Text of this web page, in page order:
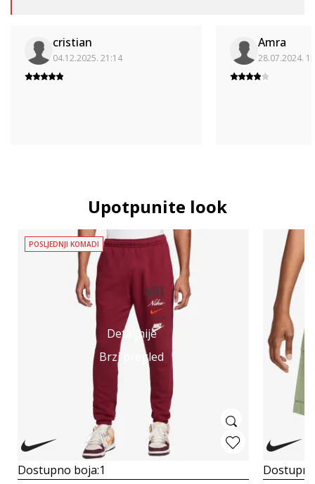
cristian
04.12.2025. 21:14
Amra
28.07.2024.
Upotpunite look
Detaljnije
Brzi pregled
POSLJEDNJI KOMADI
Dostupno boja:1